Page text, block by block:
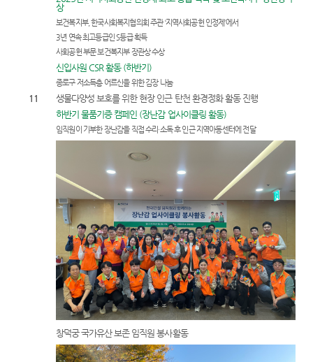
상
보건복지부, 한국사회복지협의회 주관 ‘지역사회공헌 인정제’에서
3년 연속 최고등급인 S등급 획득
사회공헌 부문 보건복지부 장관상 수상
신입사원 CSR 활동 (하반기)
종로구 저소득층 어르신을 위한 김장 나눔
11
생물다양성 보호를 위한 현장 인근 탄천 환경정화 활동 진행
하반기 물품기증 캠페인 (장난감 업사이클링 활동)
임직원이 기부한 장난감을 직접 수리·소독 후 인근 지역아동센터에 전달
창덕궁 국가유산 보존 임직원 봉사활동